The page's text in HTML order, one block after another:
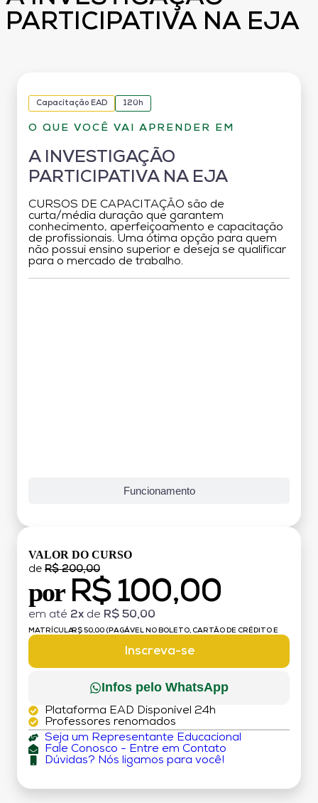
PARTICIPATIVA NA EJA
Capacitação EAD 120h
O QUE VOCÊ VAI APRENDER EM
A INVESTIGAÇÃO
PARTICIPATIVA NA EJA
CURSOS DE CAPACITAÇÃO são de
curta/média duração que garantem
conhecimento, aperfeiçoamento e capacitação
de profissionais. Uma ótima opção para quem
não possui ensino superior e deseja se qualificar
para o mercado de trabalho.
Funcionamento
VALOR DO CURSO
de R$ 200,00
por R$ 100,00
em até 2x de R$ 50,00
MATRÍCULA:R$ 50,00 (PAGÁVEL NO BOLETO, CARTÃO DE CRÉDITO E
Inscreva-se
Infos pelo WhatsApp
Plataforma EAD Disponível 24h
Professores renomados
Seja um Representante Educacional
Fale Conosco - Entre em Contato
Dúvidas? Nós ligamos para você!